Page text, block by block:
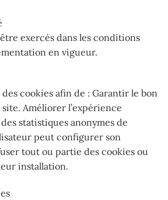
exercés dans les conditions
en vigueur.
cookies afin de : Garantir le bon
Améliorer l’expérience
statistiques anonymes de
peut configurer son
tout ou partie des cookies ou
installation.